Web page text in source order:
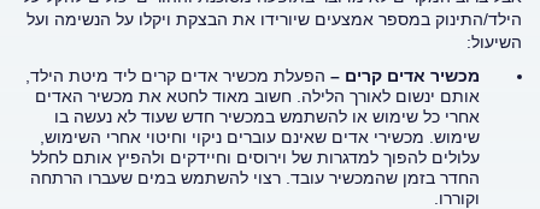
הילד/התינוק במספר אמצעים שיורידו את הבצקת ויקלו על הנשימה ועל
השיעול:
מכשיר אדים קרים – הפעלת מכשיר אדים קרים ליד מיטת הילד,
אותם ינשום לאורך הלילה. חשוב מאוד לחטא את מכשיר האדים
אחרי כל שימוש או להשתמש במכשיר חדש שעוד לא נעשה בו
שימוש. מכשירי אדים שאינם עוברים ניקוי וחיטוי אחרי השימוש,
עלולים להפוך למדגרות של וירוסים וחיידקים ולהפיץ אותם לחלל
החדר בזמן שהמכשיר עובד. רצוי להשתמש במים שעברו הרתחה
וקוררו.